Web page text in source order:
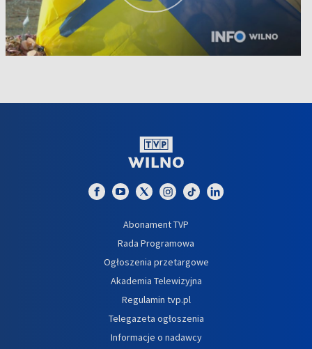
Abonament TVP
Rada Programowa
Ogłoszenia przetargowe
Akademia Telewizyjna
Regulamin tvp.pl
Telegazeta ogłoszenia
Informacje o nadawcy